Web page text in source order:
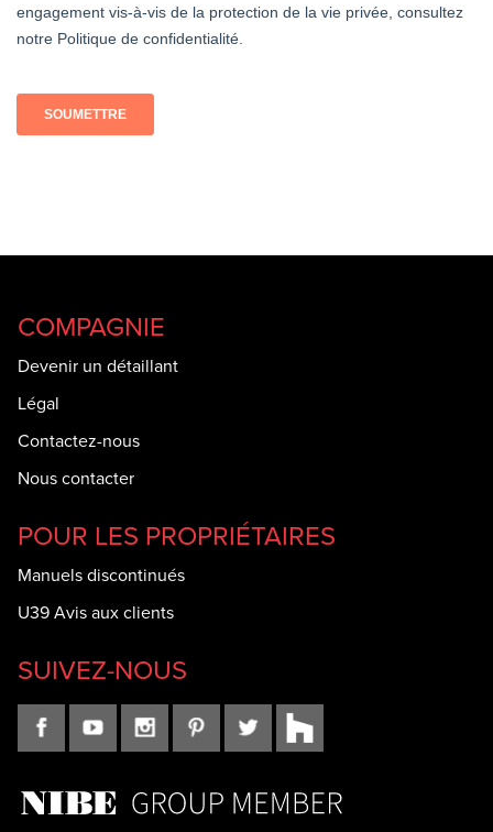
COMPAGNIE
Devenir un détaillant
Légal
Contactez-nous
Nous contacter
POUR LES PROPRIÉTAIRES
Manuels discontinués
U39 Avis aux clients
SUIVEZ-NOUS